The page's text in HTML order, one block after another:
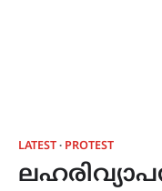
LATEST PROTEST